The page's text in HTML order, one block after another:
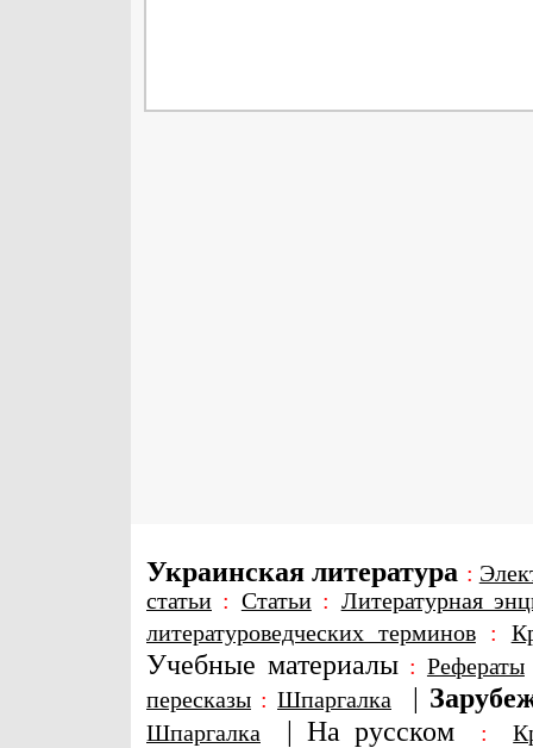
Украинская литература :
статьи : Статьи: Литературная
литературоведческих терминов:
Учебные материалы : Рефераты
пересказы : Шпаргалка |
Шпаргалка | На русском :